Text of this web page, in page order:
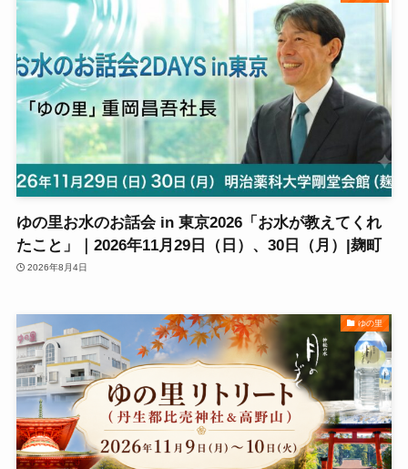
ゆの里お水のお話会 in 東京2026「お水が教えてくれ
たこと」｜2026年11月29日（日）、30日（月）|麹町
2026年8月4日
ゆの里